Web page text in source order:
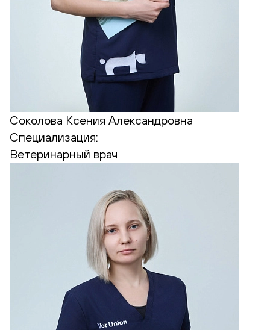
Соколова Ксения Александровна
Специализация:
Ветеринарный врач